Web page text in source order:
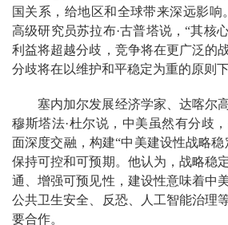
国关系，给地区和全球带来深远影响
高级研究员苏拉布·古普塔说，“其核
利益将超越分歧，竞争将在更广泛的
分歧将在以维护和平稳定为重的原则
塞内加尔发展经济学家、达喀尔
穆斯塔法·杜尔说，中美虽然有分歧
面深度交融，构建“中美建设性战略
保持可控和可预期。他认为，战略稳
通、增强可预见性，建设性意味着中
公共卫生安全、反恐、人工智能治理
要合作。